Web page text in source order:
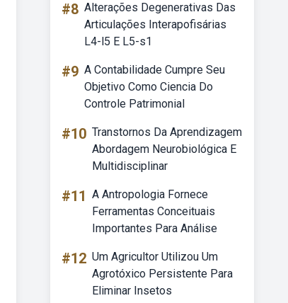
#8 Alterações Degenerativas Das
Articulações Interapofisárias
L4-l5 E L5-s1
#9 A Contabilidade Cumpre Seu
Objetivo Como Ciencia Do
Controle Patrimonial
#10 Transtornos Da Aprendizagem
Abordagem Neurobiológica E
Multidisciplinar
#11 A Antropologia Fornece
Ferramentas Conceituais
Importantes Para Análise
#12 Um Agricultor Utilizou Um
Agrotóxico Persistente Para
Eliminar Insetos